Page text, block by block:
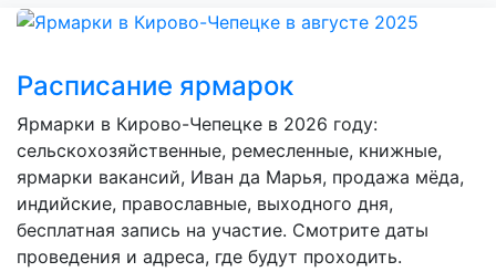
Расписание ярмарок
Ярмарки в Кирово-Чепецке в 2026 году:
сельскохозяйственные, ремесленные, книжные,
ярмарки вакансий, Иван да Марья, продажа мёда,
индийские, православные, выходного дня,
бесплатная запись на участие. Смотрите даты
проведения и адреса, где будут проходить.